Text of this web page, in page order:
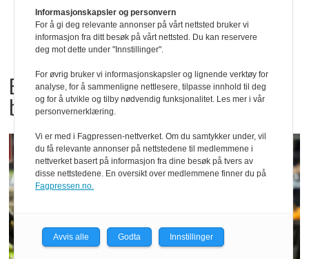
Bama tilbakekaller
babyspinat og babyleaf mix
Informasjonskapsler og personvern
For å gi deg relevante annonser på vårt nettsted bruker vi
informasjon fra ditt besøk på vårt nettsted. Du kan reservere
deg mot dette under "Innstillinger".
For øvrig bruker vi informasjonskapsler og lignende verktøy for
analyse, for å sammenligne nettlesere, tilpasse innhold til deg
og for å utvikle og tilby nødvendig funksjonalitet. Les mer i vår
personvernerklæring.
Vi er med i Fagpressen-nettverket. Om du samtykker under, vil
du få relevante annonser på nettstedene til medlemmene i
nettverket basert på informasjon fra dine besøk på tvers av
disse nettstedene. En oversikt over medlemmene finner du på
Fagpressen.no.
Avvis alle Godta Innstillinger